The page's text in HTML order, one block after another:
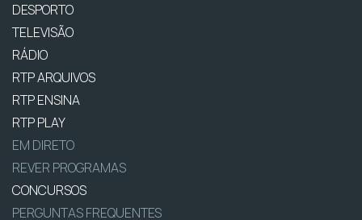
DESPORTO
TELEVISÃO
RÁDIO
RTP ARQUIVOS
RTP ENSINA
RTP PLAY
EM DIRETO
REVER PROGRAMAS
CONCURSOS
PERGUNTAS FREQUENTES